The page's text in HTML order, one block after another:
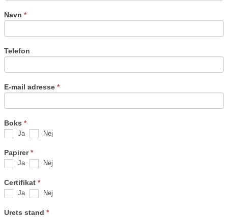
Navn *
Telefon
E-mail adresse *
Boks *
Ja Nej
Papirer*
Ja Nej
Certifikat *
Ja Nej
Urets stand *